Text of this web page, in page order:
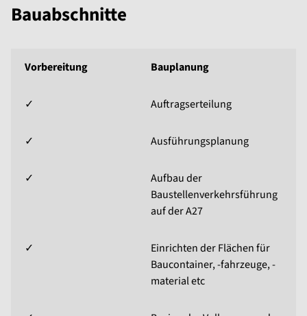
Bauabschnitte
Vorbereitung Bauplanung
✓ Auftragserteilung
✓ Ausführungsplanung
✓
Aufbau der
Baustellenverkehrsführung
auf der A27
✓
Einrichten der Flächen für
Baucontainer, -fahrzeuge, -
material etc